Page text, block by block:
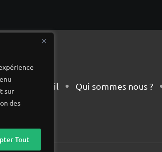
sur
des
Tout
Accueil Qui sommes nous ?